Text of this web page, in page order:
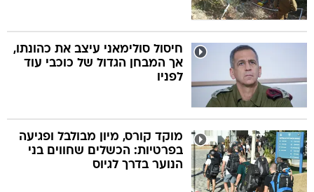
חיסול סולימאני עיצב את כהונתו,
אך המבחן הגדול של כוכבי עוד
לפניו
מוקד קורס, מיון מבולבל ופגיעה
בפרטיות: הכשלים שחווים בני
הנוער בדרך לגיוס